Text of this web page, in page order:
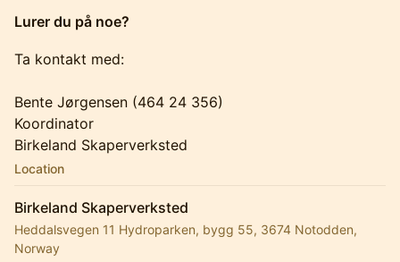
Lurer du på noe?
Ta kontakt med:
Bente Jørgensen (464 24 356)
Koordinator
Birkeland Skaperverksted
Location
Birkeland Skaperverksted
Heddalsvegen 11 Hydroparken, bygg 55, 3674 Notodden,
Norway